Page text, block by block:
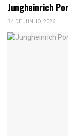
Jungheinrich
4 DE JUNHO, 2026